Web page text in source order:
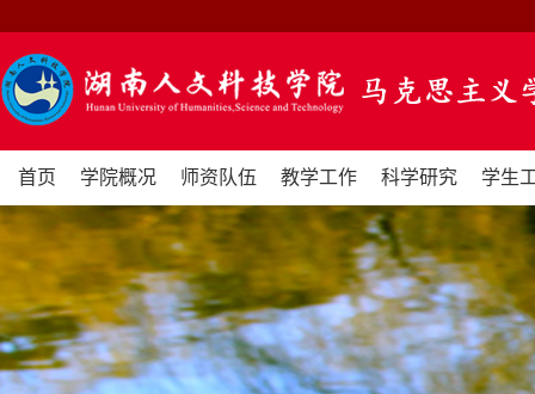
首页 学院概况 师资队伍 教学工作 科学研究 学生